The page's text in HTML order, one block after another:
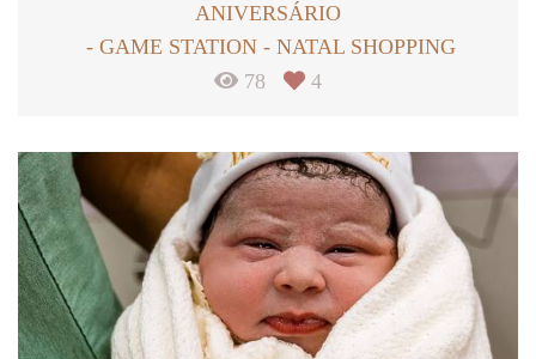
ANIVERSÁRIO
GAME STATION - NATAL SHOPPING
78
4